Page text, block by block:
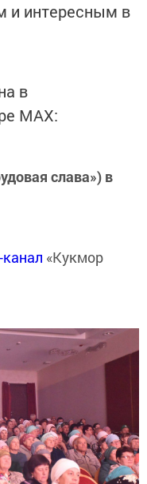
и интересным в
в
MАХ:
слава») в
«Кукмор